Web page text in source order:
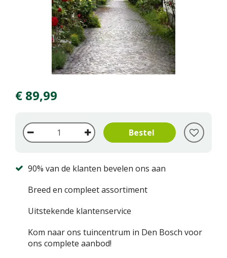
€ 89,99
90% van de klanten bevelen ons aan
Breed en compleet assortiment
Uitstekende klantenservice
Kom naar ons tuincentrum in Den Bosch voor
ons complete aanbod!